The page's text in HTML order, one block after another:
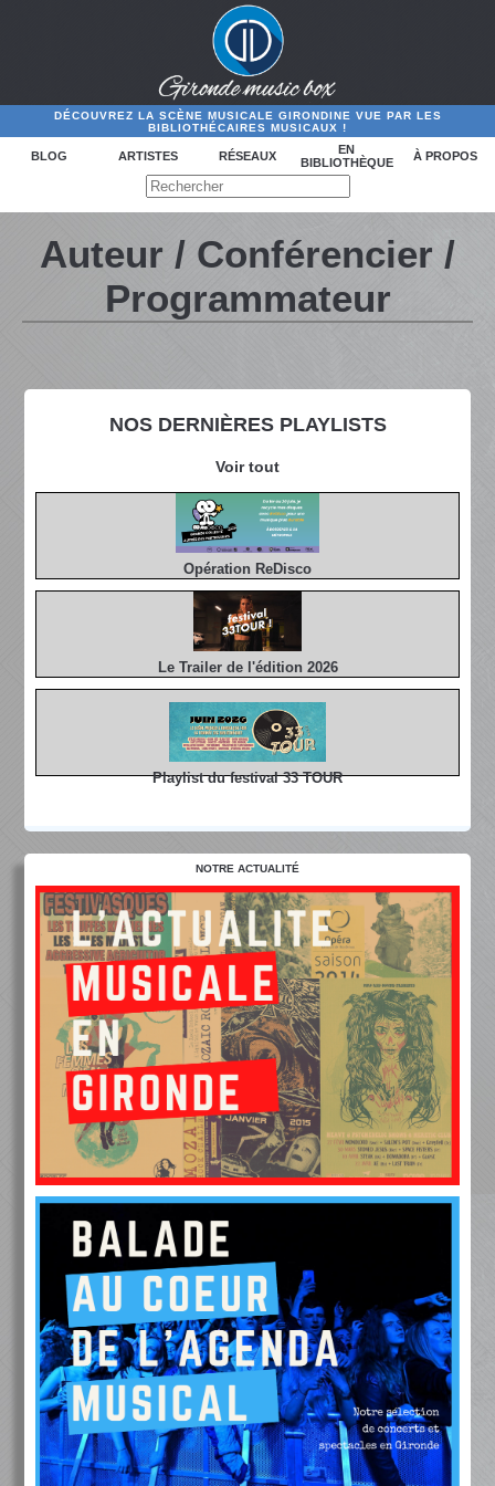
DÉCOUVREZ LA SCÈNE MUSICALE GIRONDINE VUE PAR LES
BIBLIOTHÉCAIRES MUSICAUX !
BLOG ARTISTES RÉSEAUX
EN
BIBLIOTHÈQUE
À PROPOS
NOS DERNIÈRES PLAYLISTS
Voir tout
Opération ReDisco
Le Trailer de l'édition 2026
Playlist du festival 33 TOUR
Auteur / Conférencier /
Programmateur
NOTRE ACTUALITÉ